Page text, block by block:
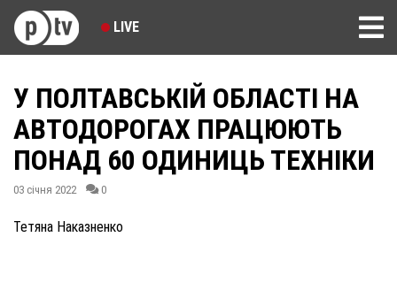
LIVE
У ПОЛТАВСЬКІЙ ОБЛАСТІ НА
АВТОДОРОГАХ ПРАЦЮЮТЬ
ПОНАД 60 ОДИНИЦЬ ТЕХНІКИ
03 січня 2022 0
Тетяна Наказненко